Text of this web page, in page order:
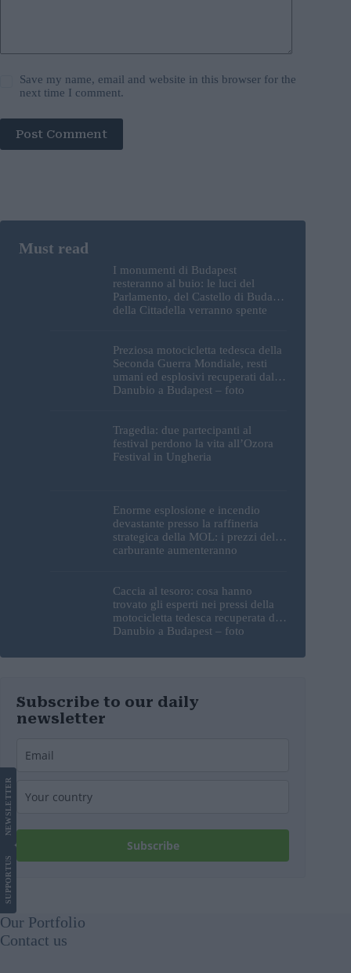
Save my name, email and website in this browser for the
next time I comment.
Post Comment
I monumenti di Budapest
resteranno al buio: le luci del
Parlamento, del Castello di Buda e
della Cittadella verranno spente
Preziosa motocicletta tedesca della
Seconda Guerra Mondiale, resti
umani ed esplosivi recuperati dal
Danubio a Budapest – foto
Tragedia: due partecipanti al
festival perdono la vita all’Ozora
Festival in Ungheria
Enorme esplosione e incendio
devastante presso la raffineria
strategica della MOL: i prezzi del
carburante aumenteranno
Caccia al tesoro: cosa hanno
trovato gli esperti nei pressi della
motocicletta tedesca recuperata dal
Danubio a Budapest – foto
Subscribe to our daily
newsletter
Subscribe
SUPPORT
US
NEWS
LETTER
Our Portfolio
Contact us